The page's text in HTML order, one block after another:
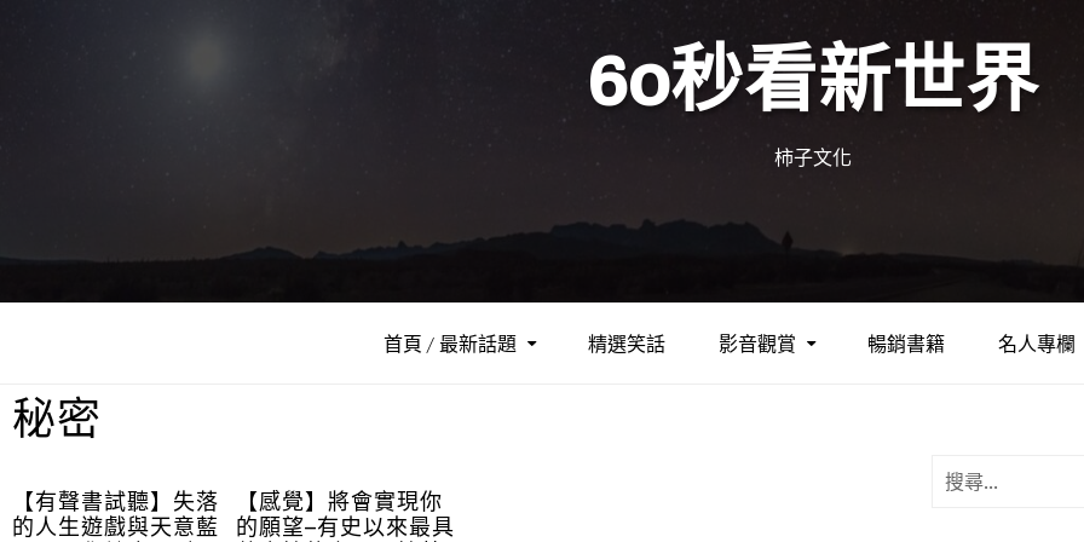
60秒看新世界
柿子文化
首頁 / 最新話題 精選笑話 影音觀賞 暢銷書籍 名人專欄
秘密
【有聲書試聽】失落
的人生遊戲與天意藍
【感覺】將會實現你
的願望–有史以來最具